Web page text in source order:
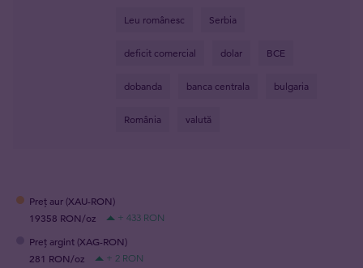
Leu românesc Serbia
deficit comercial dolar BCE
dobanda banca centrala bulgaria
România valută
Preț aur (XAU-RON)
19358 RON/oz
+ 433 RON
Preț argint (XAG-RON)
281 RON/oz
+ 2 RON